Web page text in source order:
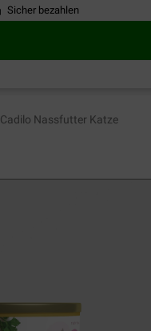
Sicher bezahlen
Cadilo Nassfutter Katze